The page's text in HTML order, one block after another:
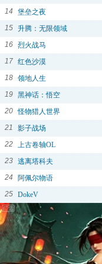
14
堡垒之夜
15 升腾：无限领域
16 烈火战马
17 红色沙漠
18 领地人生
19 黑神话：悟空
20 怪物猎人世界
21
影子战场
22 上古卷轴OL
23 逃离塔科夫
24
阿佩尔物语
25 DokeV